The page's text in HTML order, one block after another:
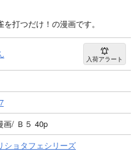
打つだけ！の漫画です。
入荷アラート
画/ Ｂ５ 40p
ショタフェシリーズ